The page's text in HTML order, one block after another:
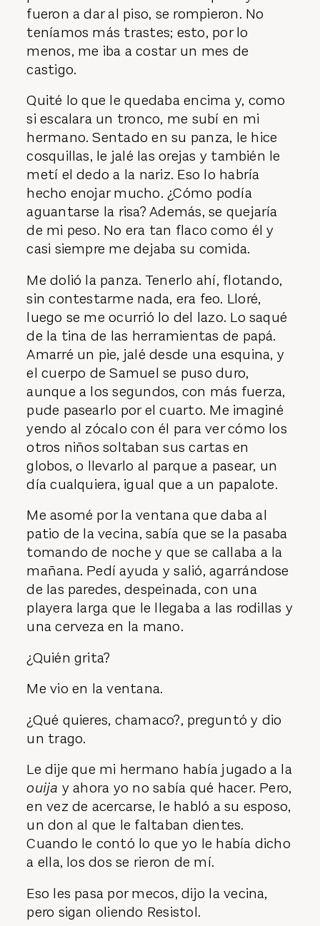
fueron a dar al piso, se rompieron. No
teníamos más trastes; esto, por lo
menos, me iba a costar un mes de
castigo.
Quité lo que le quedaba encima y, como
si escalara un tronco, me subí en mi
hermano. Sentado en su panza, le hice
cosquillas, le jalé las orejas y también le
metí el dedo a la nariz. Eso lo habría
hecho enojar mucho. ¿Cómo podía
aguantarse la risa? Además, se quejaría
de mi peso. No era tan flaco como él y
casi siempre me dejaba su comida.
Me dolió la panza. Tenerlo ahí, flotando,
sin contestarme nada, era feo. Lloré,
luego se me ocurrió lo del lazo. Lo saqué
de la tina de las herramientas de papá.
Amarré un pie, jalé desde una esquina, y
el cuerpo de Samuel se puso duro,
aunque a los segundos, con más fuerza,
pude pasearlo por el cuarto. Me imaginé
yendo al zócalo con él para ver cómo los
otros niños soltaban sus cartas en
globos, o llevarlo al parque a pasear, un
día cualquiera, igual que a un papalote.
Me asomé por la ventana que daba al
patio de la vecina, sabía que se la pasaba
tomando de noche y que se callaba a la
mañana. Pedí ayuda y salió, agarrándose
de las paredes, despeinada, con una
playera larga que le llegaba a las rodillas y
una cerveza en la mano.
¿Quién grita?
Me vio en la ventana.
¿Qué quieres, chamaco?, preguntó y dio
un trago.
Le dije que mi hermano había jugado a la
ouija y ahora yo no sabía qué hacer. Pero,
en vez de acercarse, le habló a su esposo,
un don al que le faltaban dientes.
Cuando le contó lo que yo le había dicho
a ella, los dos se rieron de mí.
Eso les pasa por mecos, dijo la vecina,
pero sigan oliendo Resistol.